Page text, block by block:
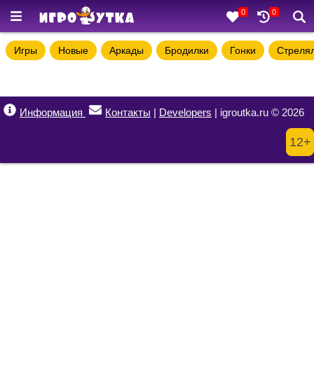
0 0
Игры Новые Аркады Бродилки Гонки
Информация Контакты | Developers | igroutka.ru © 2026
12+